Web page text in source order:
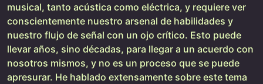
musical, tanto acústica como eléctrica, y requiere ver
conscientemente nuestro arsenal de habilidades y
nuestro flujo de señal con un ojo crítico. Esto puede
llevar años, sino décadas, para llegar a un acuerdo con
nosotros mismos, y no es un proceso que se puede
apresurar. He hablado extensamente sobre este tema